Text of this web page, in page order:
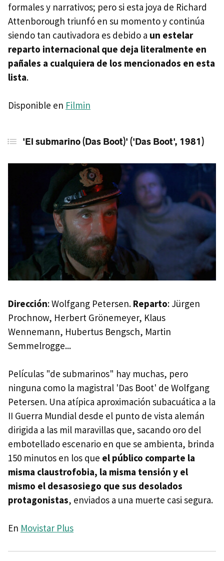
formales y narrativos; pero si esta joya de Richard
Attenborough triunfó en su momento y continúa
siendo tan cautivadora es debido a un estelar
reparto internacional que deja literalmente en
pañales a cualquiera de los mencionados en esta
lista.
Disponible en Filmin
'El submarino (Das Boot)' ('Das Boot', 1981)
Dirección: Wolfgang Petersen. Reparto: Jürgen
Prochnow, Herbert Grönemeyer, Klaus
Wennemann, Hubertus Bengsch, Martin
Semmelrogge...
Películas "de submarinos" hay muchas, pero
ninguna como la magistral 'Das Boot' de Wolfgang
Petersen. Una atípica aproximación subacuática a la
II Guerra Mundial desde el punto de vista alemán
dirigida a las mil maravillas que, sacando oro del
embotellado escenario en que se ambienta, brinda
150 minutos en los que el público comparte la
misma claustrofobia, la misma tensión y el
mismo el desasosiego que sus desolados
protagonistas, enviados a una muerte casi segura.
En Movistar Plus